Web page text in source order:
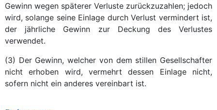
Gewinn wegen späterer Verluste zurückzuzahlen; jedoch
wird, solange seine Einlage durch Verlust vermindert ist,
der jährliche Gewinn zur Deckung des Verlustes
verwendet.
(3) Der Gewinn, welcher von dem stillen Gesellschafter
nicht erhoben wird, vermehrt dessen Einlage nicht,
sofern nicht ein anderes vereinbart ist.